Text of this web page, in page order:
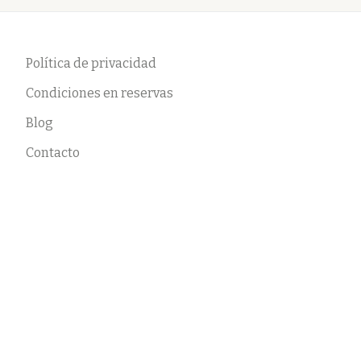
Política de privacidad
Condiciones en reservas
Blog
Contacto